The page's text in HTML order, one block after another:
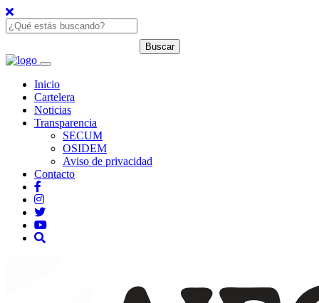
Inicio
Cartelera
Noticias
Transparencia
SECUM
OSIDEM
Aviso de privacidad
Contacto